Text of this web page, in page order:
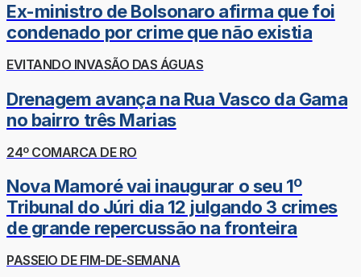
Ex-ministro de Bolsonaro afirma que foi
condenado por crime que não existia
EVITANDO INVASÃO DAS ÁGUAS
Drenagem avança na Rua Vasco da Gama
no bairro três Marias
24º COMARCA DE RO
Nova Mamoré vai inaugurar o seu 1º
Tribunal do Júri dia 12 julgando 3 crimes
de grande repercussão na fronteira
PASSEIO DE FIM-DE-SEMANA